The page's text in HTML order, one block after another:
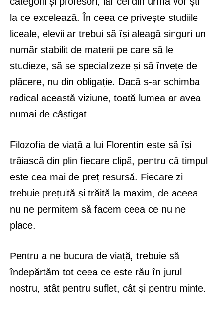
la ce excelează. În ceea ce privește studiile
liceale, elevii ar trebui să își aleagă singuri un
număr stabilit de materii pe care să le
studieze, să se specializeze și să învețe de
plăcere, nu din obligație. Dacă s-ar schimba
radical această viziune, toată lumea ar avea
numai de câștigat.
Filozofia de viață a lui Florentin este să își
trăiască din plin fiecare clipă, pentru că timpul
este cea mai de preț resursă. Fiecare zi
trebuie prețuită și trăită la maxim, de aceea
nu ne permitem să facem ceea ce nu ne
place.
Pentru a ne bucura de viață, trebuie să
îndepărtăm tot ceea ce este rău în jurul
nostru, atât pentru suflet, cât și pentru minte.